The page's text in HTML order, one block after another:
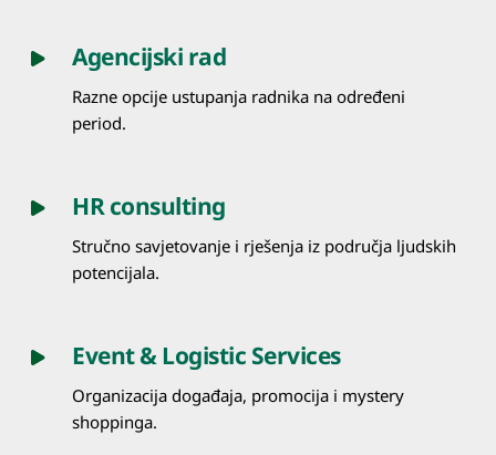
Agencijski rad
Razne opcije ustupanja radnika na određeni
period.
HR consulting
Stručno savjetovanje i rješenja iz područja ljudskih
potencijala.
Event & Logistic Services
Organizacija događaja, promocija i mystery
shoppinga.